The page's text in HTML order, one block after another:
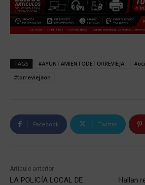
TAGS #AYUNTAMIENTODETORREVIEJA
#torreviejaon
Facebook Twitter
Artículo anterior
LA POLICÍA LOCAL DE
Hallan